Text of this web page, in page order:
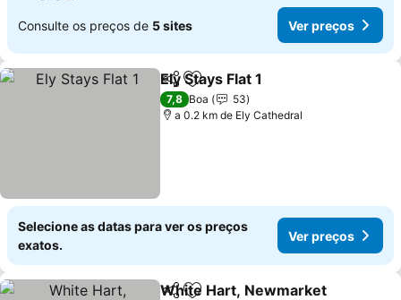
Consulte os preços de 5 sites Ver preços
PartilharAdicionar aos favoritos
Ely Stays Flat 1
7,8 Boa
53
a 0.2 km de Ely Cathedral
Selecione as datas para ver os preços
exatos.
Ver preços
White Hart, Newmarket